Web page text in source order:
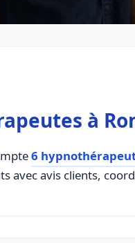
à
6
avec avis clients,